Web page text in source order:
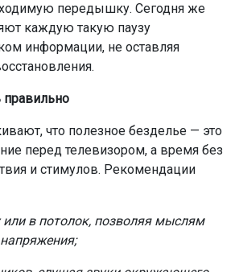
передышку. Сегодня же
каждую такую паузу
информации, не оставляя
правильно
что полезное безделье — это
перед телевизором, а время без
и стимулов. Рекомендации
или в потолок, позволяя мыслям